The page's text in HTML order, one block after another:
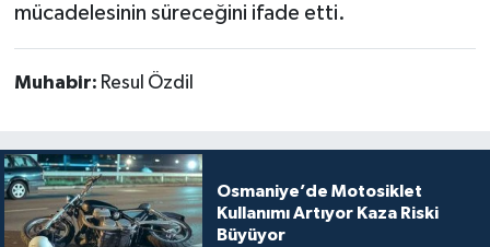
mücadelesinin süreceğini ifade etti.
Muhabir: Resul Özdil
Osmaniye’de Motosiklet
Kullanımı Artıyor Kaza Riski
Büyüyor